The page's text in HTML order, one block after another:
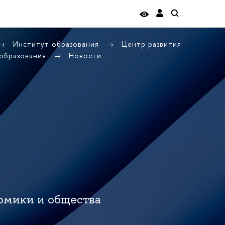
Институт образования
Центр развития
Новости
и общества